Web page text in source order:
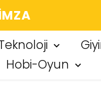
Hobi-Oyun